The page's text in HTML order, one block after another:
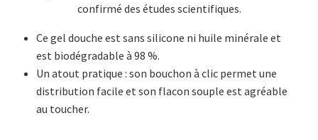
confirmé des études scientifiques.
Ce gel douche est sans silicone ni huile minérale et
est biodégradable à 98 %.
Un atout pratique : son bouchon à clic permet une
distribution facile et son flacon souple est agréable
au toucher.